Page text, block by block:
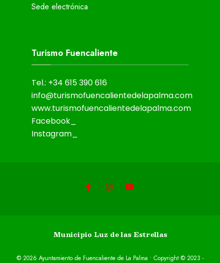
Sede electrónica
Turismo Fuencaliente
Tel.: +34 615 390 616
info@turismofuencalientedelapalma.com
www.turismofuencalientedelapalma.com
Facebook_
Instagram_
Municipio Luz de las Estrellas
© 2026 Ayuntamiento de Fuencaliente de La Palma • Copyright © 2023 -